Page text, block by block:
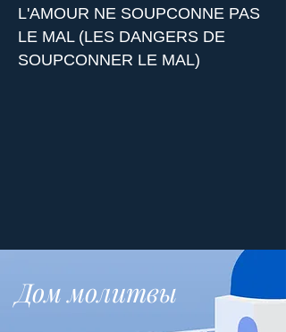
L'AMOUR NE SOUPCONNE PAS
LE MAL (LES DANGERS DE
SOUPCONNER LE MAL)
Дом молитвы